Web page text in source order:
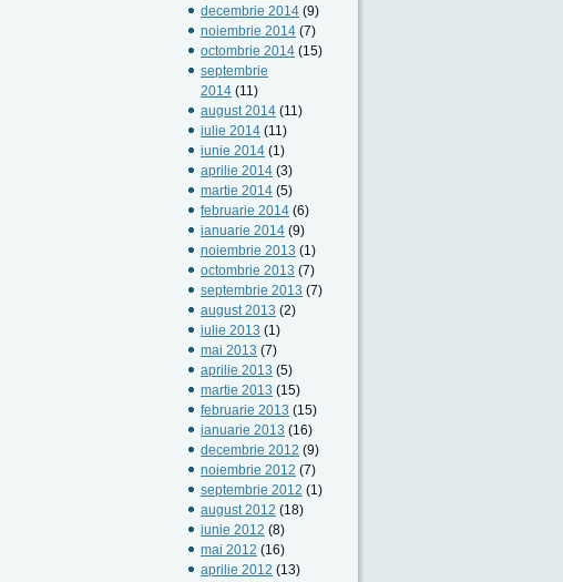
decembrie 2014 (9)
noiembrie 2014 (7)
octombrie 2014 (15)
septembrie
2014 (11)
august 2014 (11)
iulie 2014 (11)
iunie 2014 (1)
aprilie 2014 (3)
martie 2014 (5)
februarie 2014 (6)
ianuarie 2014 (9)
noiembrie 2013 (1)
octombrie 2013 (7)
septembrie 2013 (7)
august 2013 (2)
iulie 2013 (1)
mai 2013 (7)
aprilie 2013 (5)
martie 2013 (15)
februarie 2013 (15)
ianuarie 2013 (16)
decembrie 2012 (9)
noiembrie 2012 (7)
septembrie 2012 (1)
august 2012 (18)
iunie 2012 (8)
mai 2012 (16)
aprilie 2012 (13)